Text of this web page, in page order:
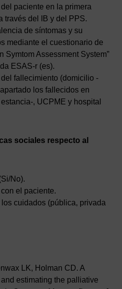
paciente en la primera
través del IB y del PPS.
de síntomas y su
mediante el cuestionario de
Symtom Assessment System”
ESAS-r (es).
fallecimiento (domicilio -
los fallecidos en
, UCPME y hospital
sociales respecto al
No).
el paciente.
cuidados (pública, privada
LK, Holman CD. A
estimating the palliative